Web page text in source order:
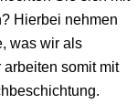
Hierbei nehmen
was wir als
somit mit